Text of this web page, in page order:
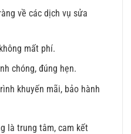
về các dịch vụ sửa
mất phí.
chóng, đúng hẹn.
khuyến mãi, bảo hành
là trung tâm, cam kết